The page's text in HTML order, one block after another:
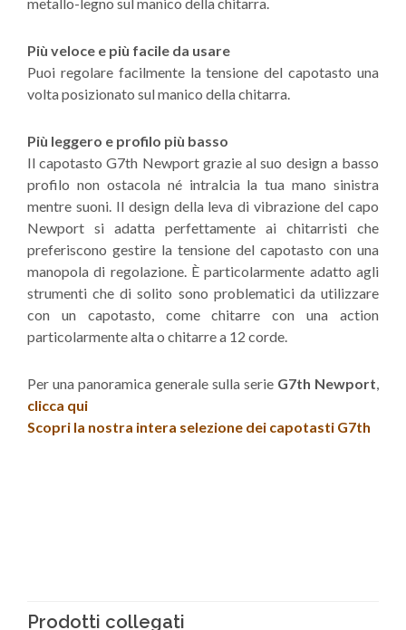
metallo-legno sul manico della chitarra.
Più veloce e più facile da usare
Puoi regolare facilmente la tensione del capotasto una
volta posizionato sul manico della chitarra.
Più leggero e profilo più basso
Il capotasto G7th Newport grazie al suo design a basso
profilo non ostacola né intralcia la tua mano sinistra
mentre suoni. Il design della leva di vibrazione del capo
Newport si adatta perfettamente ai chitarristi che
preferiscono gestire la tensione del capotasto con una
manopola di regolazione. È particolarmente adatto agli
strumenti che di solito sono problematici da utilizzare
con un capotasto, come chitarre con una action
particolarmente alta o chitarre a 12 corde.
Per una panoramica generale sulla serie G7th Newport,
clicca qui
Scopri la nostra intera selezione dei capotasti G7th
Prodotti collegati